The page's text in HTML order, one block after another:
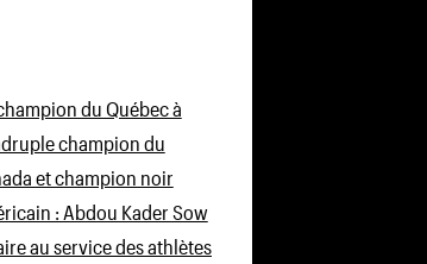
du Québec à
champion du
et champion noir
: Abdou Kader Sow
au service des athlètes